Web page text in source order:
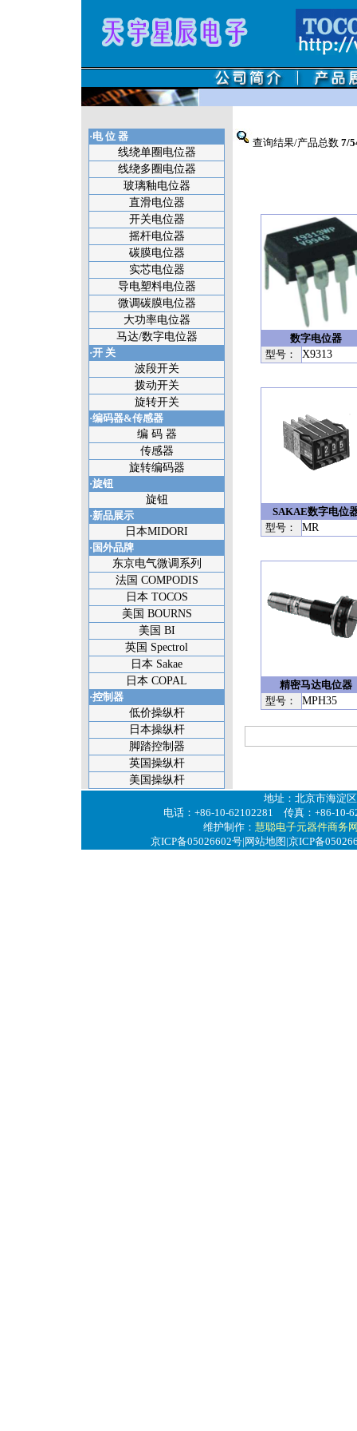
·电 位 器
线绕单圈电位器
线绕多圈电位器
玻璃釉电位器
直滑电位器
开关电位器
摇杆电位器
碳膜电位器
实芯电位器
导电塑料电位器
微调碳膜电位器
大功率电位器
马达/数字电位器
·开 关
波段开关
拨动开关
旋转开关
·编码器&传感器
编 码 器
传感器
旋转编码器
·旋钮
旋钮
·新品展示
日本MIDORI
·国外品牌
东京电气微调系列
法国 COMPODIS
日本 TOCOS
美国 BOURNS
美国 BI
英国 Spectrol
日本 Sakae
日本 COPAL
·控制器
低价操纵杆
日本操纵杆
脚踏控制器
英国操纵杆
美国操纵杆
查询结果/产品总数 7/
数字电位器
型号：
X9313
SAKAE数字电位
型号：
MR
精密马达电位器
型号：
MPH35
地址：北京市海淀
电话：+86-10-62102281 传真：+86-
维护制作： 慧聪电子元器件商务
京ICP备05026602号| 网站地图 |京ICP备